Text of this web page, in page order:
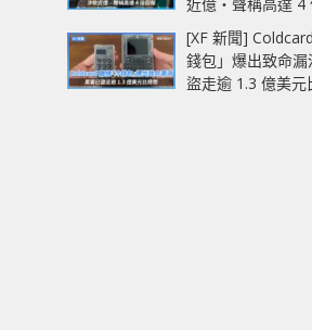
近億‧聲稱高達 4
[XF 新聞]
錢包」爆出致命
盜走逾 1.3 億美元